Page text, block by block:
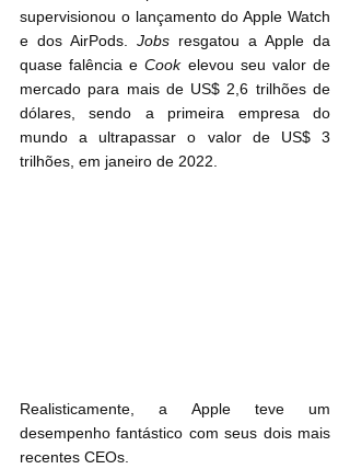
supervisionou o lançamento do Apple Watch
e dos AirPods. Jobs resgatou a Apple da
quase falência e Cook elevou seu valor de
mercado para mais de US$ 2,6 trilhões de
dólares, sendo a primeira empresa do
mundo a ultrapassar o valor de US$ 3
trilhões, em janeiro de 2022.
Realisticamente, a Apple teve um
desempenho fantástico com seus dois mais
recentes CEOs.